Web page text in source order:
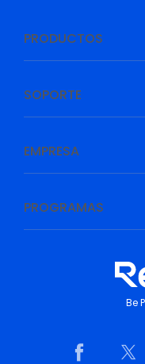
PRODUCTOS
SOPORTE
EMPRESA
PROGRAMAS
Be